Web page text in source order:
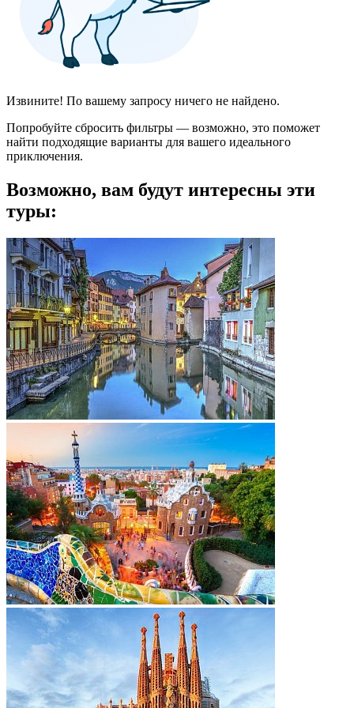
Извините! По вашему запросу ничего не найдено.
Попробуйте сбросить фильтры — возможно, это поможет
найти подходящие варианты для вашего идеального
приключения.
Возможно, вам будут интересны эти
туры: